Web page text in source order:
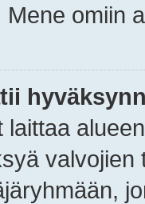
omiin
laittaa